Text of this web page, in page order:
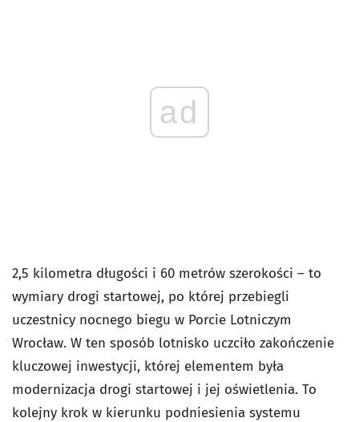
ad
2,5 kilometra długości i 60 metrów szerokości – to
wymiary drogi startowej, po której przebiegli
uczestnicy nocnego biegu w Porcie Lotniczym
Wrocław. W ten sposób lotnisko uczciło zakończenie
kluczowej inwestycji, której elementem była
modernizacja drogi startowej i jej oświetlenia. To
kolejny krok w kierunku podniesienia systemu